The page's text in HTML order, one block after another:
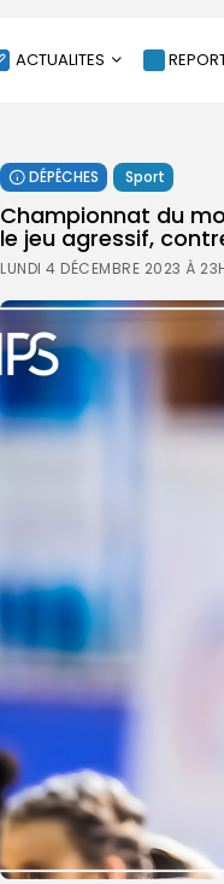
ACTUALITES
SOCIÉTÉ
ÉCONOMIE
CULTURE
ENVIRONNEMENT
INTERNATIONAL
AGENDA
SANTE
DÉPÊCHES Sport
Championnat du
le jeu agressif,
LUNDI 4 DÉCEMBRE 2023 À